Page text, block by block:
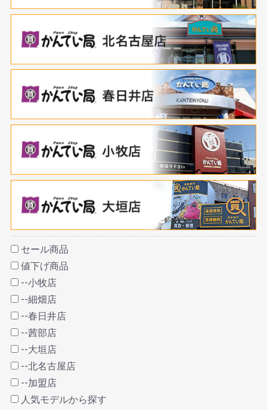
セール商品
値下げ商品
--小牧店
--細畑店
--春日井店
--茜部店
--大垣店
--北名古屋店
--加盟店
人気モデルから探す